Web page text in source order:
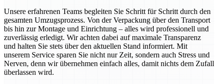
Unsere erfahrenen Teams begleiten Sie Schritt für Schritt durch den
gesamten Umzugsprozess. Von der Verpackung über den Transport
bis hin zur Montage und Einrichtung – alles wird professionell und
zuverlässig erledigt. Wir achten dabei auf maximale Transparenz
und halten Sie stets über den aktuellen Stand informiert. Mit
unserem Service sparen Sie nicht nur Zeit, sondern auch Stress und
Nerven, denn wir übernehmen einfach alles, damit nichts dem Zufall
überlassen wird.